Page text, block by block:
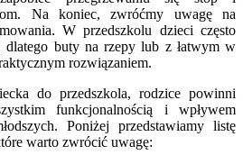
Na koniec, zwróćmy uwagę na
W przedszkolu dzieci często
dlatego buty na rzepy lub z łatwym w
rozwiązaniem.
do przedszkola, rodzice powinni
funkcjonalnością i wpływem
Poniżej przedstawiamy listę
warto zwrócić uwagę: